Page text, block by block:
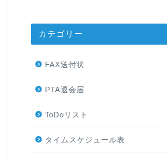
カテゴリー
FAX送付状
PTA退会届
ToDoリスト
タイムスケジュール表